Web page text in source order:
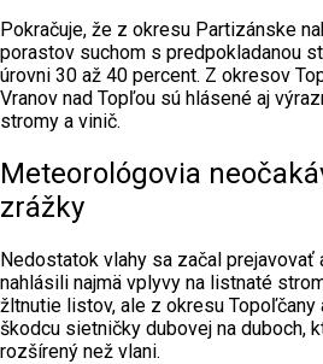
Pokračuje, že z okresu Partizánske
porastov suchom s predpokladanou
úrovni 30 až 40 percent. Z okresov
Vranov nad Topľou sú hlásené aj
stromy a vinič.
Meteorológovia
zrážky
Nedostatok vlahy sa začal
nahlásili najmä vplyvy na listnaté
žltnutie listov, ale z okresu Topoľčany
škodcu sietničky dubovej na duboch,
rozšírený než vlani.